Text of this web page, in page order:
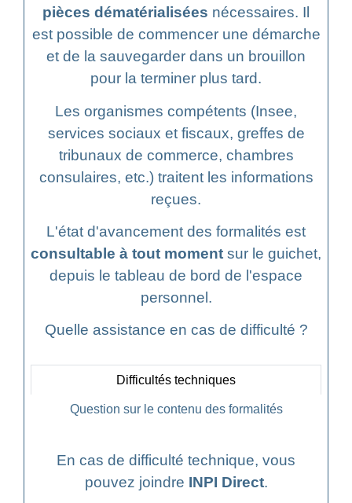
pièces dématérialisées nécessaires. Il
est possible de commencer une démarche
et de la sauvegarder dans un brouillon
pour la terminer plus tard.
Les organismes compétents (Insee,
services sociaux et fiscaux, greffes de
tribunaux de commerce, chambres
consulaires, etc.) traitent les informations
reçues.
L'état d'avancement des formalités est
consultable à tout moment sur le guichet,
depuis le tableau de bord de l'espace
personnel.
Quelle assistance en cas de difficulté ?
Difficultés techniques
Question sur le contenu des formalités
En cas de difficulté technique, vous
pouvez joindre INPI Direct.